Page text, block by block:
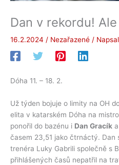
Dan v rekordu!
16.2.2024 / Nezařazené / Napsal
Dóha 11. – 18. 2.
Už týden bojuje o limity na OH
elita v katarském Dóha na
ponořil do bazénu i Dan Gracík
časem 23,51 jako čtrnáctý. Dan
trenéra Luky Gabrili společně s
přihlášených časů nepatřil na